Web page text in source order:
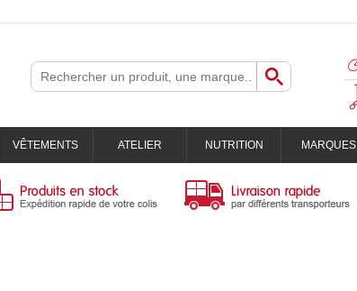
VÊTEMENTS ATELIER NUTRITION MARQUES